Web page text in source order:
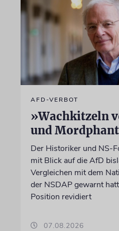
AFD-VERBOT
»Wachkitzeln
und
Der Historiker und NS-
mit Blick auf die AfD
Vergleichen mit dem
der NSDAP gewarnt
Position revidiert
07.08.2026